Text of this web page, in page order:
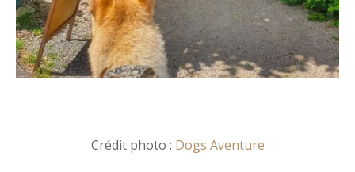
Crédit photo : Dogs Aventure